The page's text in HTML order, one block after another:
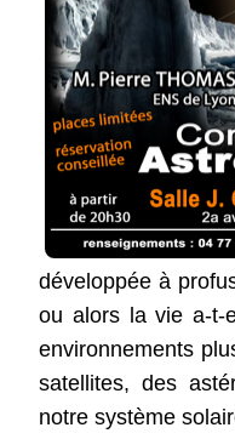
développée à
ou alors la vie a-t-
environnements
satellites, des
notre système